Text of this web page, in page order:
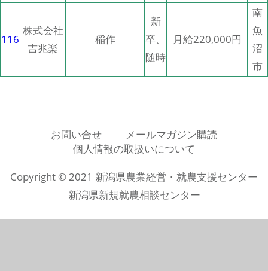
116
株式会社
吉兆楽
稲作
新
卒、
随時
月給220,000円
南
魚
沼
市
お問い合せ
メールマガジン購読
個人情報の取扱いについて
Copyright © 2021 新潟県農業経営・就農支援センター
新潟県新規就農相談センター